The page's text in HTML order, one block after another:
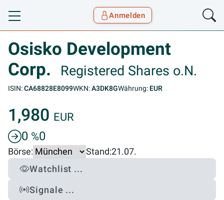
Toggle navigation
Anmelden
Osisko Development
Corp.
Registered Shares o.N.
ISIN:CA68828E8099WKN:A3DK8GWährung: EUR
1,980 EUR
0 %0
Börse: Stand:21.07.
Watchlist ...
Signale ...